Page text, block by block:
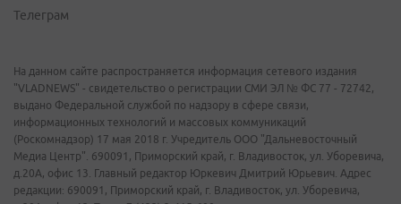
Телеграм
На данном сайте распространяется информация сетевого издания
"VLADNEWS" - свидетельство о регистрации СМИ ЭЛ № ФС 77 - 72742,
выдано Федеральной службой по надзору в сфере связи,
информационных технологий и массовых коммуникаций
(Роскомнадзор) 17 мая 2018 г. Учредитель ООО "Дальневосточный
Медиа Центр". 690091, Приморский край, г. Владивосток, ул. Уборевича,
д.20А, офис 13. Главный редактор Юркевич Дмитрий Юрьевич. Адрес
редакции: 690091, Приморский край, г. Владивосток, ул. Уборевича,